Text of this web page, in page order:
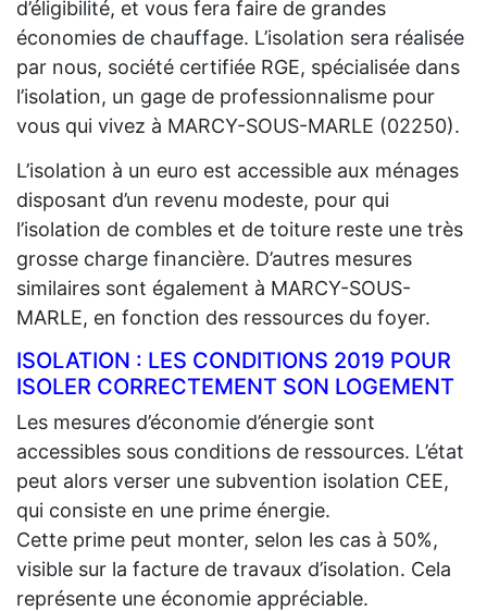
d’éligibilité, et vous fera faire de grandes
économies de chauffage. L’isolation sera réalisée
par nous, société certifiée RGE, spécialisée dans
l’isolation, un gage de professionnalisme pour
vous qui vivez à MARCY-SOUS-MARLE (02250).
L’isolation à un euro est accessible aux ménages
disposant d’un revenu modeste, pour qui
l’isolation de combles et de toiture reste une très
grosse charge financière. D’autres mesures
similaires sont également à MARCY-SOUS-
MARLE, en fonction des ressources du foyer.
ISOLATION : LES CONDITIONS 2019 POUR
ISOLER CORRECTEMENT SON LOGEMENT
Les mesures d’économie d’énergie sont
accessibles sous conditions de ressources. L’état
peut alors verser une subvention isolation CEE,
qui consiste en une prime énergie.
Cette prime peut monter, selon les cas à 50%,
visible sur la facture de travaux d’isolation. Cela
représente une économie appréciable.